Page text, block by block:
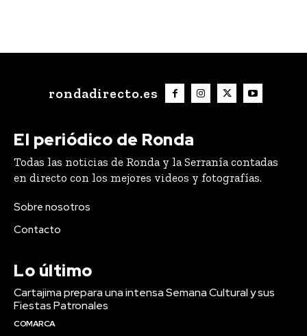
rondadirecto.es
El periódico de Ronda
Todas las noticias de Ronda y la Serranía contadas
en directo con los mejores videos y fotografías.
Sobre nosotros
Contacto
Lo último
Cartajima prepara una intensa Semana Cultural y sus
Fiestas Patronales
COMARCA